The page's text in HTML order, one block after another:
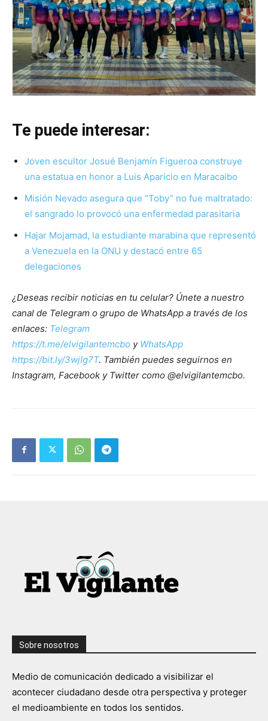
Te puede interesar:
Joven escultor Josué Benjamín Figueroa construye
una estatua en honor a Luis Aparicio en Maracaibo
Misión Nevado asegura que “Toby” no fue maltratado:
el sangrado lo provocó una enfermedad parasitaria
Hajar Mojamad, la estudiante marabina que representó
a Venezuela en la ONU y destacó entre 65
delegaciones
¿Deseas recibir noticias en tu celular? Únete a nuestro
canal de Telegram o grupo de WhatsApp a través de los
enlaces: Telegram
https://t.me/elvigilantemcbo y WhatsApp
https://bit.ly/3wjIg7T. También puedes seguirnos en
Instagram, Facebook y Twitter como @elvigilantemcbo.
Sobre nosotros
Medio de comunicación dedicado a visibilizar el
acontecer ciudadano desde otra perspectiva y proteger
el medioambiente en todos los sentidos.